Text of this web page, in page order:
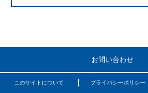
お問い合わせ
このサイトについて プライバシーポリシー